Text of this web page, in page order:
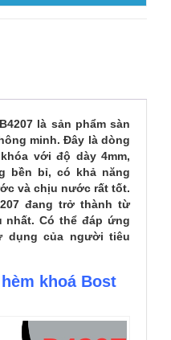
là sản phẩm sàn
minh. Đây là dòng
với độ dày 4mm,
bền bỉ, có khả năng
và chịu nước rất tốt.
đang trở thành từ
nhất. Có thể đáp ứng
dụng của người tiêu
khoá Bost